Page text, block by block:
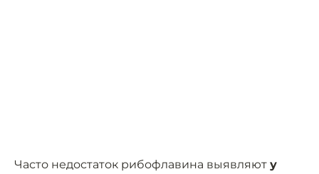
Часто недостаток рибофлавина выявляют у